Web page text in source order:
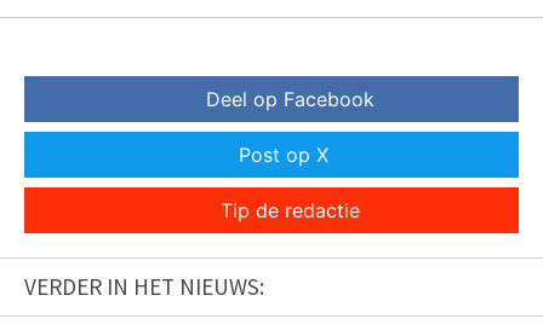
Deel op Facebook
Post op X
Tip de redactie
VERDER IN HET NIEUWS: